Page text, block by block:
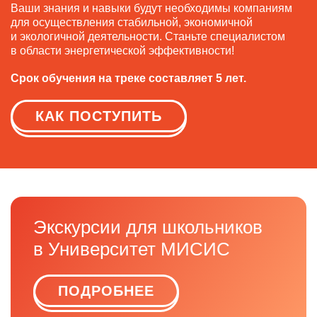
Ваши знания и навыки будут необходимы компаниям
для осуществления стабильной, экономичной
и экологичной деятельности. Станьте специалистом
в области энергетической эффективности!
Срок обучения на треке составляет 5 лет.
КАК ПОСТУПИТЬ
Экскурсии для школьников
в Университет МИСИС
ПОДРОБНЕЕ